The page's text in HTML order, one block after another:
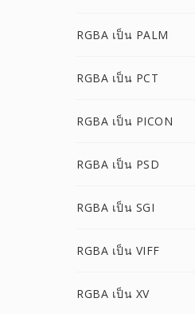
RGBA เป็น PALM
RGBA เป็น PCT
RGBA เป็น PICON
RGBA เป็น PSD
RGBA เป็น SGI
RGBA เป็น VIFF
RGBA เป็น XV